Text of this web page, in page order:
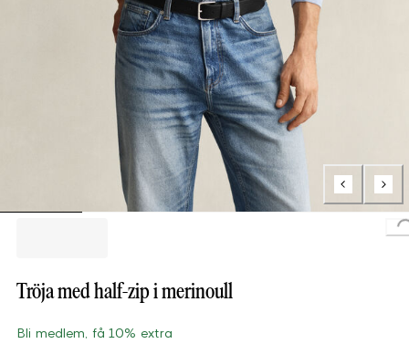
Tröja med half-zip i merinoull
Bli medlem, få 10% extra